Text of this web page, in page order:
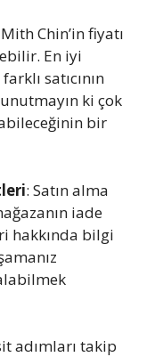
Chin’in fiyatı
En iyi
satıcının
ki çok
bir
: Satın alma
iade
hakkında bilgi
adımları takip